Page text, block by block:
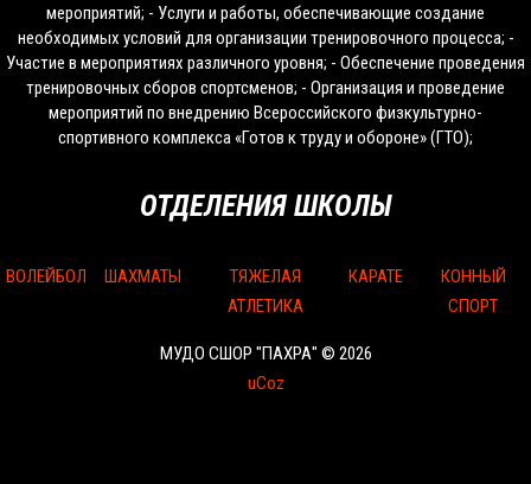
мероприятий; - Услуги и работы, обеспечивающие создание
необходимых условий для организации тренировочного процесса; -
Участие в мероприятиях различного уровня; - Обеспечение проведения
тренировочных сборов спортсменов; - Организация и проведение
мероприятий по внедрению Всероссийского физкультурно-
спортивного комплекса «Готов к труду и обороне» (ГТО);
ОТДЕЛЕНИЯ ШКОЛЫ
ВОЛЕЙБОЛ ШАХМАТЫ
ТЯЖЕЛАЯ
АТЛЕТИКА
КАРАТЕ
КОННЫЙ
СПОРТ
МУДО СШОР "ПАХРА" © 2026
uCoz